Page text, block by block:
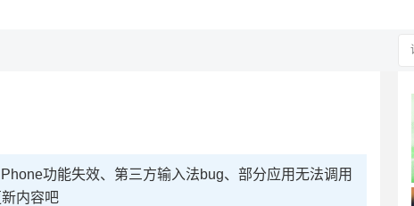
功能失效、第三方输入法bug、部分应用无法调用
内容吧